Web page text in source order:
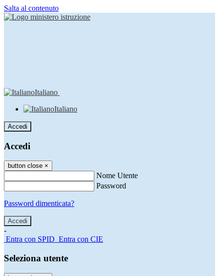
Salta al contenuto
Italiano
Italiano
Accedi
Accedi
button close ×
Nome Utente
Password
Password dimenticata?
-
Entra con SPID Entra con CIE
Seleziona utente